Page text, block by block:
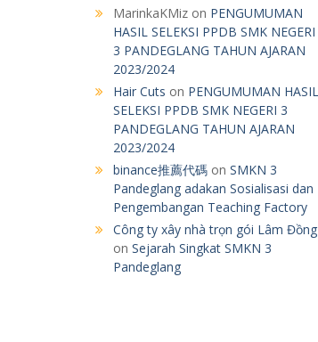
MarinkaKMiz on PENGUMUMAN
HASIL SELEKSI PPDB SMK NEGERI
3 PANDEGLANG TAHUN AJARAN
2023/2024
Hair Cuts on PENGUMUMAN HASIL
SELEKSI PPDB SMK NEGERI 3
PANDEGLANG TAHUN AJARAN
2023/2024
binance推薦代碼 on SMKN 3
Pandeglang adakan Sosialisasi dan
Pengembangan Teaching Factory
Công ty xây nhà trọn gói Lâm Đồng
on Sejarah Singkat SMKN 3
Pandeglang